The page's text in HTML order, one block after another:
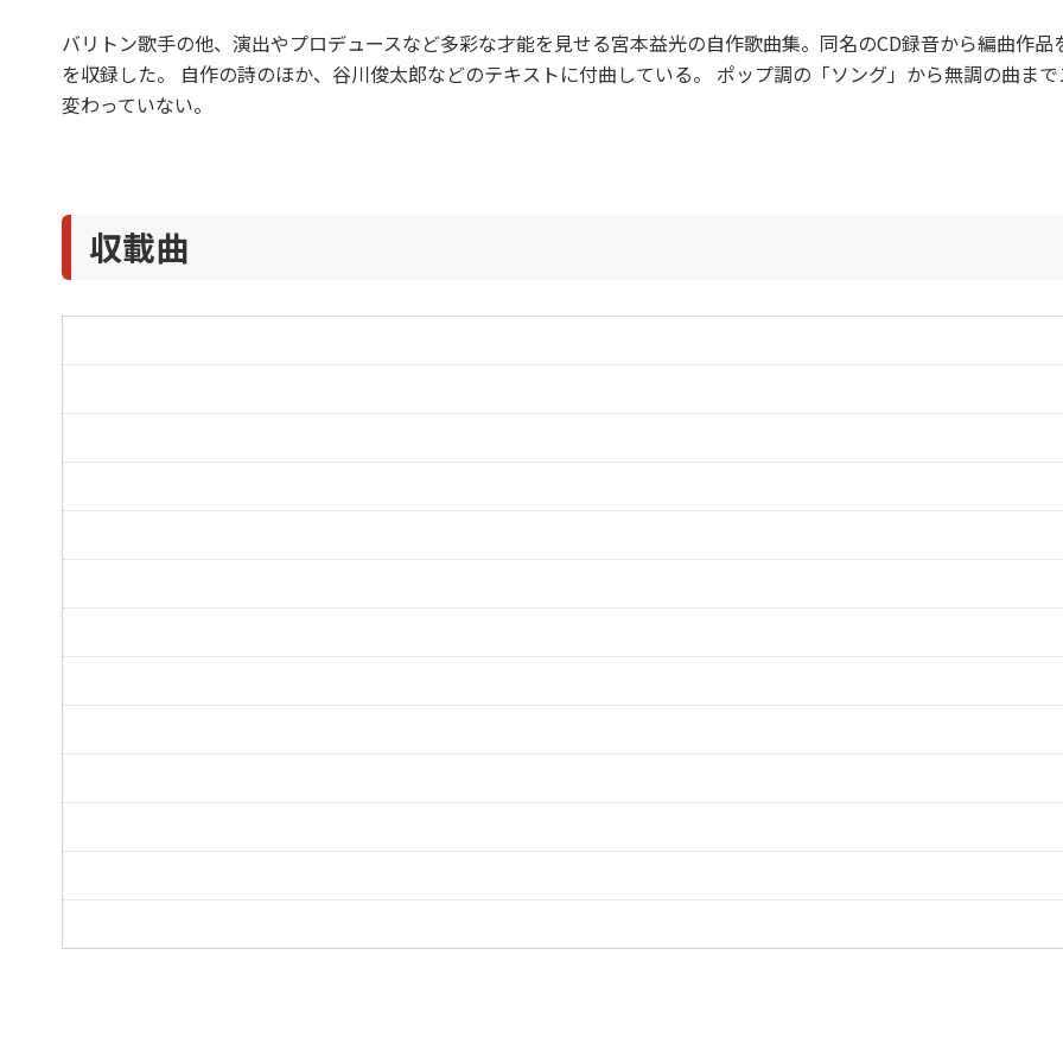
バリトン歌手の他、演出やプロデュースなど多彩な才能を見せる宮本益光の自作歌曲集。同名のCD録音から編曲作
を収録した。 自作の詩のほか、谷川俊太郎などのテキストに付曲している。 ポップ調の「ソング」から無調の曲ま
変わっていない。
収載曲
作詞者：宮本益光
作詞者：宮本益光
作詞者：宮本益光
作詞者：宮本益光
作詞者：宮本益光
作詞者：谷川 俊太郎
作詞者：谷川 俊太郎
作詞者：谷川 俊太郎
作詞者：谷川 俊太郎
作詞者：高田敏子
作詞者：林望
作詞者：谷川 俊太郎